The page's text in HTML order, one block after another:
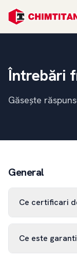
Întrebări
Găsește
General
Ce certificari
Ce este